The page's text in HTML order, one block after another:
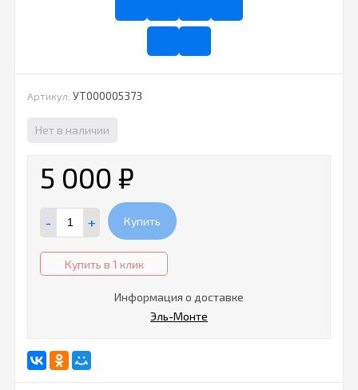
Артикул: УТ000005373
Нет в наличии
5 000 ₽
- + Купить
Купить в 1 клик
Информация о доставке
Эль-Монте